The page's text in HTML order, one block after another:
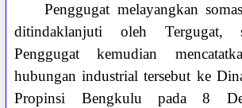
Penggugat melayangkan
ditindaklanjuti oleh Tergugat,
Penggugat kemudian
hubungan industrial tersebut ke
Propinsi Bengkulu pada 8